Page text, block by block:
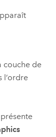
couche de
l’ordre